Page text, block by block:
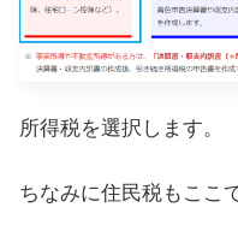
所得税を選択します。
ちなみに住民税もここ